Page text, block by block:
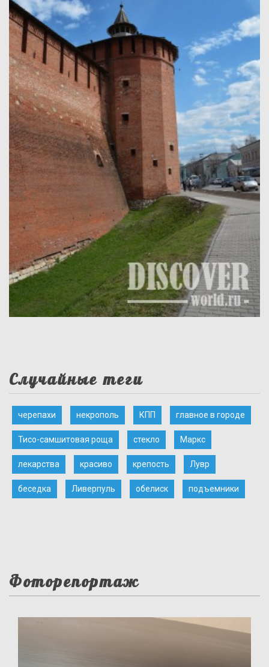
Случайные теги
черепахи некрополь КПП главное в городе
Тисо-самшитовая роща стекло Маркс
лекарства красиво крепость Лувр
беседка Ливерпуль обелиск подъемники
Фоторепортаж